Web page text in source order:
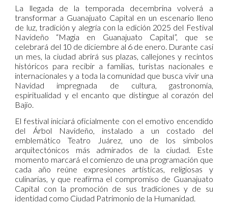
La llegada de la temporada decembrina volverá a
transformar a Guanajuato Capital en un escenario lleno
de luz, tradición y alegría con la edición 2025 del Festival
Navideño “Magia en Guanajuato Capital”, que se
celebrará del 10 de diciembre al 6 de enero. Durante casi
un mes, la ciudad abrirá sus plazas, callejones y recintos
históricos para recibir a familias, turistas nacionales e
internacionales y a toda la comunidad que busca vivir una
Navidad impregnada de cultura, gastronomía,
espiritualidad y el encanto que distingue al corazón del
Bajío.
El festival iniciará oficialmente con el emotivo encendido
del Árbol Navideño, instalado a un costado del
emblemático Teatro Juárez, uno de los símbolos
arquitectónicos más admirados de la ciudad. Este
momento marcará el comienzo de una programación que
cada año reúne expresiones artísticas, religiosas y
culinarias, y que reafirma el compromiso de Guanajuato
Capital con la promoción de sus tradiciones y de su
identidad como Ciudad Patrimonio de la Humanidad.